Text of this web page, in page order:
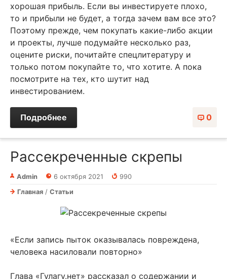
хорошая прибыль. Если вы инвестируете плохо,
то и прибыли не будет, а тогда зачем вам все это?
Поэтому прежде, чем покупать какие-либо акции
и проекты, лучше подумайте несколько раз,
оцените риски, почитайте спецлитературу и
только потом покупайте то, что хотите. А пока
посмотрите на тех, кто шутит над
инвестированием.
0
Подробнее
Рассекреченные скрепы
Admin 6 октября 2021
990
Главная / Статьи
«Если запись пыток оказывалась повреждена,
человека насиловали повторно»
Глава «Гулагу.нет» рассказал о содержании и